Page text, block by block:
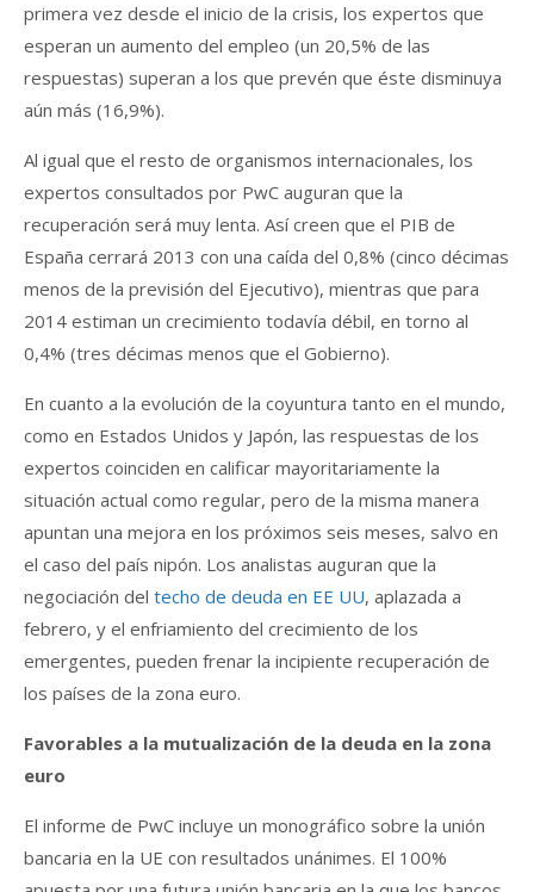
primera vez desde el inicio de la crisis, los expertos que
esperan un aumento del empleo (un 20,5% de las
respuestas) superan a los que prevén que éste disminuya
aún más (16,9%).
Al igual que el resto de organismos internacionales, los
expertos consultados por PwC auguran que la
recuperación será muy lenta. Así creen que el PIB de
España cerrará 2013 con una caída del 0,8% (cinco décimas
menos de la previsión del Ejecutivo), mientras que para
2014 estiman un crecimiento todavía débil, en torno al
0,4% (tres décimas menos que el Gobierno).
En cuanto a la evolución de la coyuntura tanto en el mundo,
como en Estados Unidos y Japón, las respuestas de los
expertos coinciden en calificar mayoritariamente la
situación actual como regular, pero de la misma manera
apuntan una mejora en los próximos seis meses, salvo en
el caso del país nipón. Los analistas auguran que la
negociación del techo de deuda en EE UU, aplazada a
febrero, y el enfriamiento del crecimiento de los
emergentes, pueden frenar la incipiente recuperación de
los países de la zona euro.
Favorables a la mutualización de la deuda en la zona
euro
El informe de PwC incluye un monográfico sobre la unión
bancaria en la UE con resultados unánimes. El 100%